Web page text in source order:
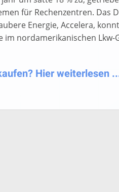
für Rechenzentren. Das
Energie, Accelera,
im nordamerikanischen
Hier weiterlesen